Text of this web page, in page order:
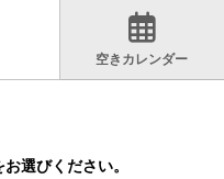
空きカレンダー
選びください。